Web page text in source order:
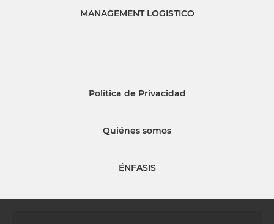
MANAGEMENT LOGISTICO
Política de Privacidad
Quiénes somos
ÉNFASIS